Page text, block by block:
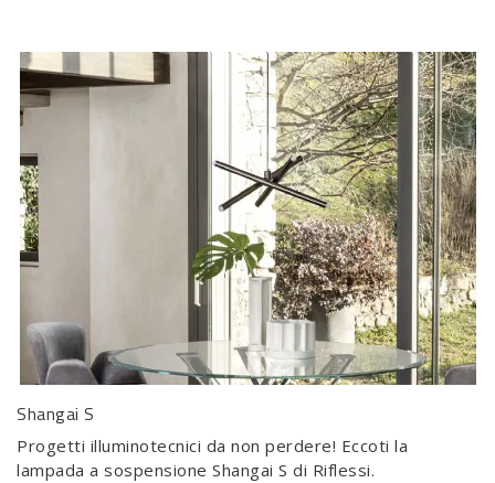
Shangai S
Progetti illuminotecnici da non perdere! Eccoti la
lampada a sospensione Shangai S di Riflessi.